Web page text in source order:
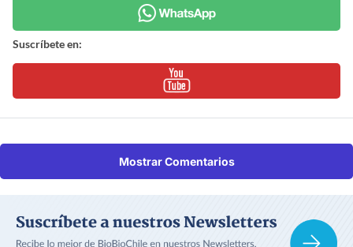
Suscríbete en:
Mostrar Comentarios